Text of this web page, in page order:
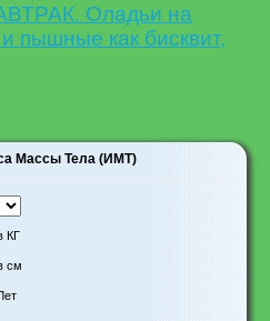
Оладьи на
пышные как бисквит,
Массы Тела (ИМТ)
КГ
см